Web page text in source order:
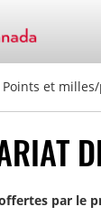
Points et
par le